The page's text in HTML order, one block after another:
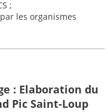
;
les organismes
: Elaboration du
Pic Saint-Loup